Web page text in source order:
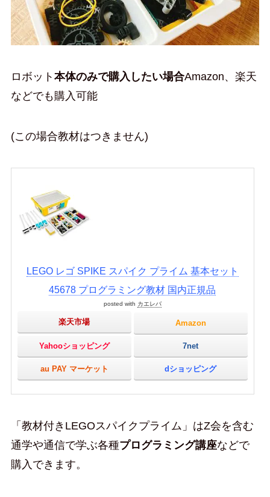
ロボット 本体のみで購入したい場合Amazon、楽天
などでも購入可能
(この場合教材はつきません)
LEGO レゴ SPIKE スパイク プライム 基本セット
45678 プログラミング教材 国内正規品
posted with カエレバ
楽天市場 Amazon
Yahooショッピング 7net
au PAY マーケット dショッピング
「教材付きLEGOスパイクプライム」はZ会を含む
通学や通信で学ぶ各種プログラミング講座などで
購入できます。